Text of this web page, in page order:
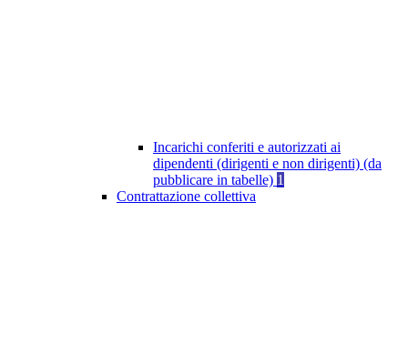
Incarichi conferiti e autorizzati ai
dipendenti (dirigenti e non dirigenti) (da
pubblicare in tabelle) 1
Contrattazione collettiva